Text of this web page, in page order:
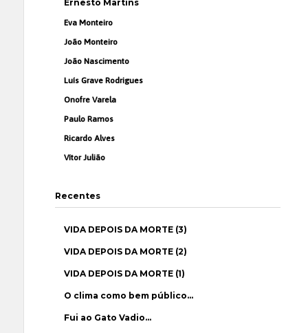
Ernesto Martins
Eva Monteiro
João Monteiro
João Nascimento
Luís Grave Rodrigues
Onofre Varela
Paulo Ramos
Ricardo Alves
Vítor Julião
Recentes
VIDA DEPOIS DA MORTE (3)
VIDA DEPOIS DA MORTE (2)
VIDA DEPOIS DA MORTE (1)
O clima como bem público…
Fui ao Gato Vadio…